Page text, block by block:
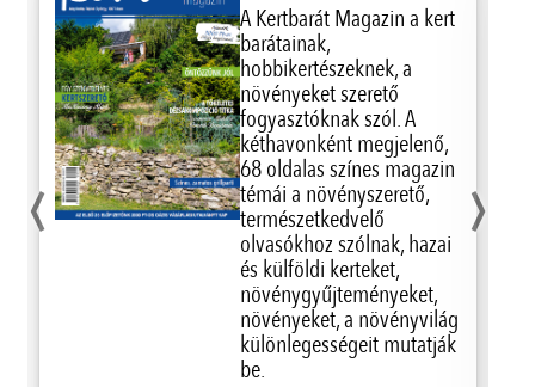
A Kertbarát Magazin a kert
barátainak,
hobbikertészeknek, a
növényeket szerető
fogyasztóknak szól. A
kéthavonként megjelenő,
68 oldalas színes magazin
témái a növényszerető,
természetkedvelő
olvasókhoz szólnak, hazai
és külföldi kerteket,
növénygyűjteményeket,
növényeket, a növényvilág
különlegességeit mutatják
be.
‹ ›